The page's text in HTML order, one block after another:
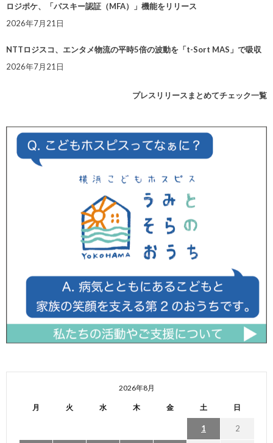
ロジポケ、「パスキー認証（MFA）」機能をリリース
2026年7月21日
NTTロジスコ、エンタメ物流の平時5倍の波動を「t-Sort MAS」で吸収
2026年7月21日
プレスリリースまとめてチェック一覧
2026年8月
月 火 水 木 金 土 日
1 2